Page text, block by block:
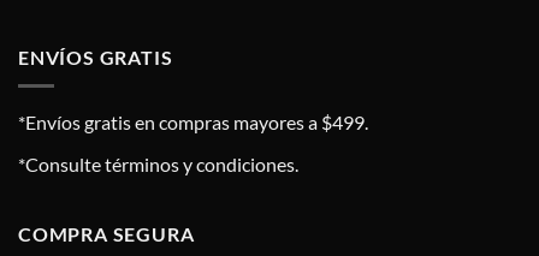
ENVÍOS GRATIS
*Envíos gratis en compras mayores a $499.
*Consulte términos y condiciones.
COMPRA SEGURA